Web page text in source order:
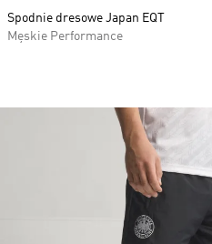
Spodnie dresowe Japan EQT
Męskie Performance